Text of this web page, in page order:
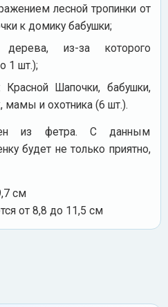
лесной тропинки от
к домику бабушки;
из-за которого
1 шт.);
Красной Шапочки, бабушки,
мамы и охотника (6 шт.).
из фетра. С данным
будет не только приятно,
см
от 8,8 до 11,5 см